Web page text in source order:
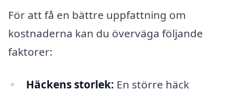
För att få en bättre uppfattning om
kostnaderna kan du överväga följande
faktorer:
Häckens storlek: En större häck